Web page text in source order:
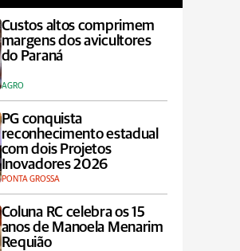
Custos altos comprimem
margens dos avicultores
do Paraná
AGRO
PG conquista
reconhecimento estadual
com dois Projetos
Inovadores 2026
PONTA GROSSA
Coluna RC celebra os 15
anos de Manoela Menarim
Requião